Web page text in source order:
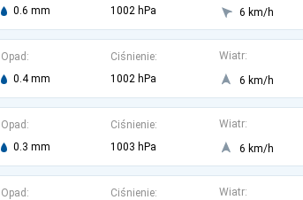
0.6 mm
1002 hPa
6 km/h
Opad:
0.4 mm
Ciśnienie:
1002 hPa
Wiatr:
6 km/h
Opad:
0.3 mm
Ciśnienie:
1003 hPa
Wiatr:
6 km/h
Opad:
Ciśnienie:
Wiatr: